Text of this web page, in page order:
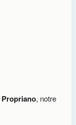
Propriano, notre